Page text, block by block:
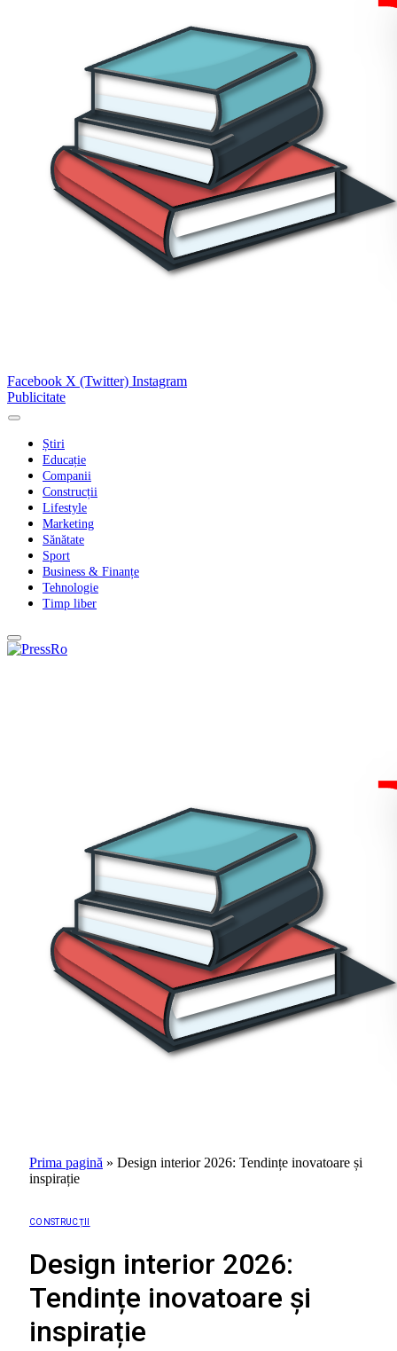
Facebook X (Twitter) Instagram
Publicitate
Știri
Educație
Companii
Construcții
Lifestyle
Marketing
Sănătate
Sport
Business & Finanțe
Tehnologie
Timp liber
Prima pagină » Design interior 2026: Tendințe inovatoare și
inspirație
CONSTRUCȚII
Design interior 2026:
Tendințe inovatoare și
inspirație